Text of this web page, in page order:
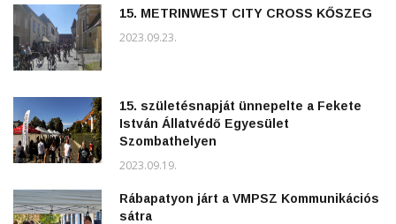
15. METRINWEST CITY CROSS KŐSZEG
2023.09.23.
15. születésnapját ünnepelte a Fekete
István Állatvédő Egyesület
Szombathelyen
2023.09.19.
Rábapatyon járt a VMPSZ Kommunikációs
sátra